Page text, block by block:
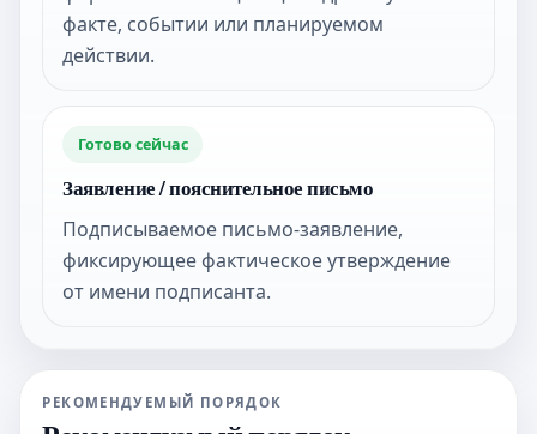
факте, событии или планируемом
действии.
Готово сейчас
Заявление / пояснительное письмо
Подписываемое письмо-заявление,
фиксирующее фактическое утверждение
от имени подписанта.
РЕКОМЕНДУЕМЫЙ ПОРЯДОК